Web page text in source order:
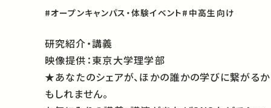
#オープンキャンパス・体験イベント#中高生向け
研究紹介・講義
映像提供：東京大学理学部
★あなたのシェアが、ほかの誰かの学びに繋がるか
もしれません。